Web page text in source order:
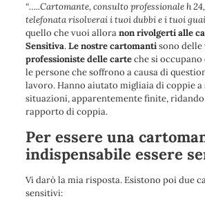
“…..Cartomante, consulto professionale h
telefonata risolverai i tuoi dubbi e i tuoi
quello che vuoi alloranon rivolgerti alle
Sensitiva.Le nostre cartomantisono delle
professioniste delle carteche si occupano
le persone che soffrono a causa di
lavoro. Hanno aiutato migliaia di coppie a
situazioni, apparentemente finite,
rapporto di coppia.
Per essere una
indispensabile essere
Vi darò la mia risposta. Esistono poi due
sensitivi: